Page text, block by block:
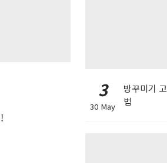
!
3
30 May
방꾸미기
법